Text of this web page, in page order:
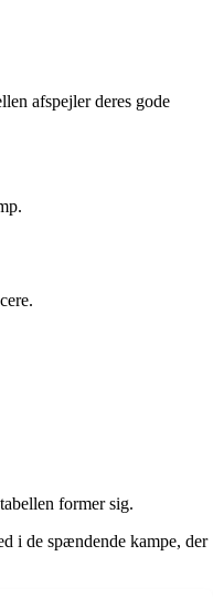
afspejler deres gode
former sig.
i de spændende kampe, der